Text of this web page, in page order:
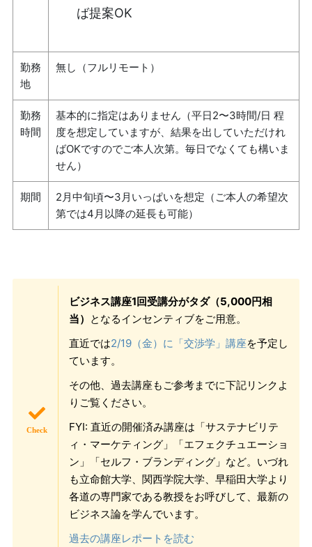
ば提案OK
勤務
地
無し（フルリモート）
勤務
時間
基本的に指定はありません（平日2〜3時間/日 程
度を想定していますが、結果を出していただけれ
ばOKですのでご本人次第。毎日でなくても構いま
せん）
期間
2月中旬頃〜3月いっぱいを想定（ご本人の希望次
第では4月以降の延長も可能）
ビジネス講座1回受講分がタダ（5,000円相
当） となるインセンティブをご用意。
直近では2/19（金）に「交渉学」講座を予定し
ています。
その他、過去講座もご参考までに下記リンクよ
りご覧ください。
FYI: 直近の開催済み講座は「サステナビリテ
ィ・マーケティング」「エフェクチュエーショ
ン」「セルフ・ブランディング」など。いづれ
も立命館大学、関西学院大学、早稲田大学より
各道の専門家である教授をお呼びして、最新の
ビジネス論を学んでいます。
過去の講座レポートを読む